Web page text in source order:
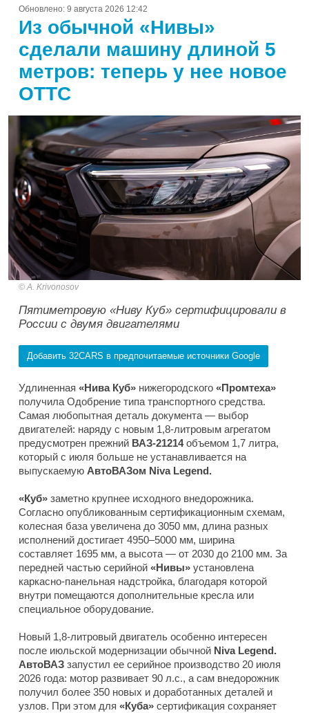
Обновлено: 9 августа 2026 12:42
Из обычной «Нивы»
сделали машину длиной 5
метров: теперь у нее новое
ОТТС
A. Krivonosov
Пятиметровую «Ниву Куб» сертифицировали в
России с двумя двигателями
Добавить 32CARS в предпочитаемые источники Google
Удлиненная «Нива Куб» нижегородского «Промтеха»
получила Одобрение типа транспортного средства.
Самая любопытная деталь документа — выбор
двигателей: наряду с новым 1,8-литровым агрегатом
предусмотрен прежний ВАЗ-21214объемом 1,7 литра,
который с июля больше не устанавливается на
выпускаемую АвтоВАЗом Niva Legend.
«Куб» заметно крупнее исходного внедорожника.
Согласно опубликованным сертификационным схемам,
колесная база увеличена до 3050 мм, длина разных
исполнений достигает 4950–5000 мм, ширина
составляет 1695 мм, а высота — от 2030 до 2100 мм. За
передней частью серийной «Нивы» установлена
каркасно-панельная надстройка, благодаря которой
внутри помещаются дополнительные кресла или
специальное оборудование.
Новый 1,8-литровый двигатель особенно интересен
после июльской модернизации обычной Niva Legend.
АвтоВАЗ запустил ее серийное производство 20 июля
2026 года: мотор развивает 90 л.с., а сам внедорожник
получил более 350 новых и доработанных деталей и
узлов. При этом для «Куба» сертификация сохраняет